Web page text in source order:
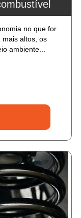
no que for
mais altos, os
ambiente...